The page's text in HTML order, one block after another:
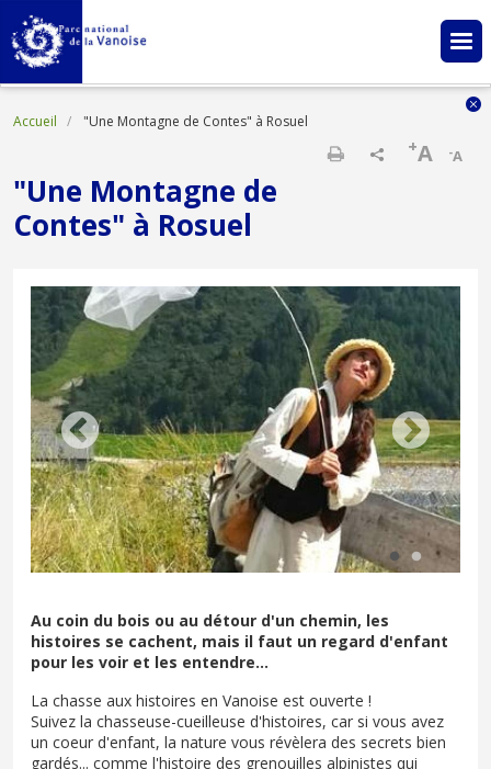
Aller au contenu principal
Fil d'Ariane
Accueil "Une Montagne de Contes" à Rosuel
-A
+A
"Une Montagne de
Contes" à Rosuel
Au coin du bois ou au détour d'un chemin, les
histoires se cachent, mais il faut un regard d'enfant
pour les voir et les entendre...
La chasse aux histoires en Vanoise est ouverte !
Suivez la chasseuse-cueilleuse d'histoires, car si vous avez
un coeur d'enfant, la nature vous révèlera des secrets bien
gardés... comme l'histoire des grenouilles alpinistes qui